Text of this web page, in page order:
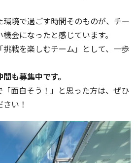
環境で過ごす時間そのものが、チー
会になったと感じています。
挑戦を楽しむチーム」として、一歩
も募集中です。
面白そう！」と思った方は、ぜひ
い！